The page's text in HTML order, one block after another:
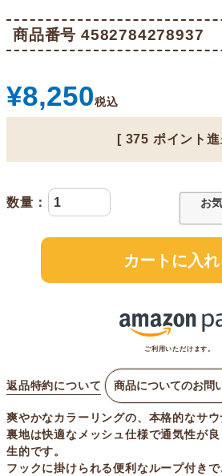
商品番号 4582784278937
¥8,250税込
[ 375 ポイント進
お
カートに入れ
ご利用いただけます。
返品特約について 商品についてのお問
爽やかなカラーリングの、本格的なサウ
裏地は快適なメッシュ仕様で通気性が
生的です。
フックに掛けられる便利なループ付き